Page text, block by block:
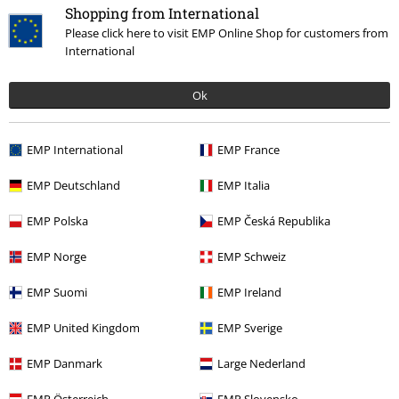
Shopping from International
Please click here to visit EMP Online Shop for customers from
International
Ok
EMP International EMP France
EMP Deutschland EMP Italia
EMP Polska EMP Česká Republika
EMP Norge EMP Schweiz
EMP Suomi EMP Ireland
EMP United Kingdom EMP Sverige
EMP Danmark Large Nederland
Band Merch Genere Hardrock
Band Merch Album Vinili
Band Merch Genere Rock
Newsletter
Iscriviti ora e ricevi un buono sconto del 15%!
Altro
consenso ad utilizzare i miei dati per ricevere informative periodiche
verranno gestiti in conformità con la Politica sulla Privacy. Potrò revocare